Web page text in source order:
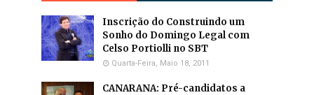
Inscrição do Construindo um
Sonho do Domingo Legal com
Celso Portiolli no SBT
Quarta-Feira, Maio 18, 2011
CANARANA: Pré-candidatos a